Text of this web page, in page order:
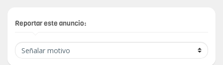
Reportar este anuncio: